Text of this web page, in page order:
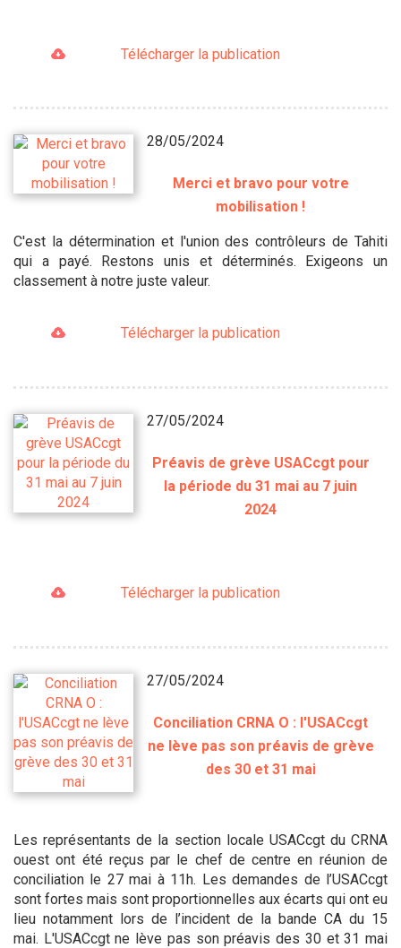
Télécharger la publication
28/05/2024
Merci et bravo pour votre
mobilisation !
C'est la détermination et l'union des contrôleurs de Tahiti
qui a payé. Restons unis et déterminés. Exigeons un
classement à notre juste valeur.
Télécharger la publication
27/05/2024
Préavis de grève USACcgt pour
la période du 31 mai au 7 juin
2024
Télécharger la publication
27/05/2024
Conciliation CRNA O : l'USACcgt
ne lève pas son préavis de grève
des 30 et 31 mai
Les représentants de la section locale USACcgt du CRNA
ouest ont été reçus par le chef de centre en réunion de
conciliation le 27 mai à 11h. Les demandes de l’USACcgt
sont fortes mais sont proportionnelles aux écarts qui ont eu
lieu notamment lors de l’incident de la bande CA du 15
mai. L'USACcgt ne lève pas son préavis des 30 et 31 mai